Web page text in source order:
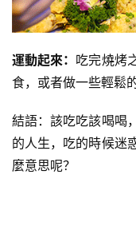
運動起來： 吃完燒烤
食，或者做一些輕鬆
結語：該吃吃該喝喝
的人生，吃的時候迷
麼意思呢？